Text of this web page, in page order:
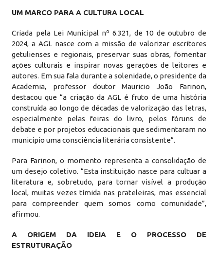
UM MARCO PARA A CULTURA LOCAL
Criada pela Lei Municipal nº 6.321, de 10 de outubro de
2024, a AGL nasce com a missão de valorizar escritores
getulienses e regionais, preservar suas obras, fomentar
ações culturais e inspirar novas gerações de leitores e
autores. Em sua fala durante a solenidade, o presidente da
Academia, professor doutor Mauricio João Farinon,
destacou que “a criação da AGL é fruto de uma história
construída ao longo de décadas de valorização das letras,
especialmente pelas feiras do livro, pelos fóruns de
debate e por projetos educacionais que sedimentaram no
município uma consciência literária consistente”.
Para Farinon, o momento representa a consolidação de
um desejo coletivo. “Esta instituição nasce para cultuar a
literatura e, sobretudo, para tornar visível a produção
local, muitas vezes tímida nas prateleiras, mas essencial
para compreender quem somos como comunidade”,
afirmou.
A ORIGEM DA IDEIA E O PROCESSO DE
ESTRUTURAÇÃO